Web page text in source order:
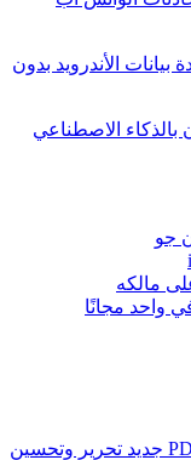
بيانات الأندرويد بدون
بالذكاء الاصطناعي
جو
جديد تحرير وتحسين